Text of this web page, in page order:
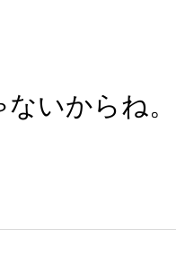
ないからね